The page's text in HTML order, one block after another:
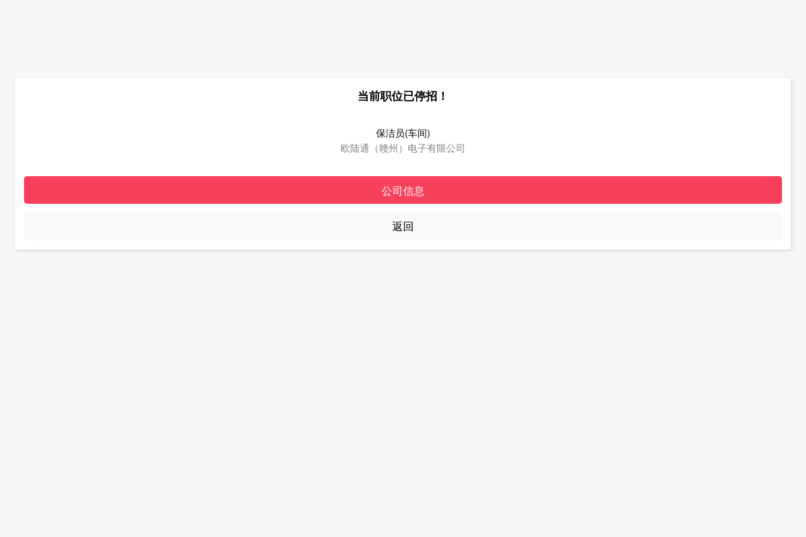
当前职位已停招！
保洁员(车间)
欧陆通（赣州）电子有限公司
公司信息
返回